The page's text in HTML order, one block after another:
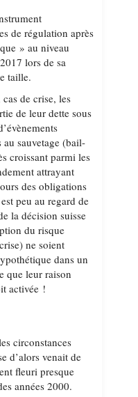
de régulation après
» au niveau
lors de sa
taille.
de crise, les
de leur dette sous
sauvetage (bail-
croissant parmi les
attrayant
des obligations
peu au regard de
la décision suisse
du risque
ne soient
dans un
que leur raison
activée !
circonstances
d’alors venait de
fleuri presque
années 2000.